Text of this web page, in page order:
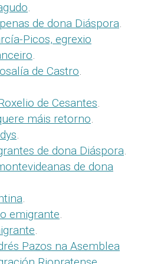
.
de dona Diáspora.
Picos, egrexio
.
de Castro.
de Cesantes.
máis retorno.
.
de dona Diáspora.
de dona
.
emigrante.
.
Pazos na Asemblea